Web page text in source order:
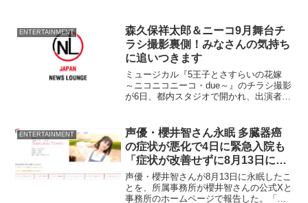
CHRISTMAS」イ...
ENTERTAINMENT
森久保祥太郎＆ニーコ9月舞台チ
ラシ撮影裏側！みなさんの気持ち
に追いつきます
ミュージカル『5王子とさすらいの花嫁
～ニコニコニーコ・due～』のチラシ撮影
が6日、都内スタジオで開かれ、出演者の
株式会社ドワンゴが9月1日より開催する
『ニコニコミュ...
ENTERTAINMENT
声優・櫻井智さん永眠 多臓器癌
の症状が悪化で4日に緊急入院も
「症状が改善せずに8月13日に永
眠しました」
声優・櫻井智さんが8月13日に永眠したこ
とを、所属事務所が櫻井智さんの公式Xと
事務所のホームページで報告した。「か